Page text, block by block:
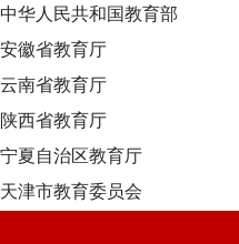
中华人民共和国教育部
安徽省教育厅
云南省教育厅
陕西省教育厅
宁夏自治区教育厅
天津市教育委员会